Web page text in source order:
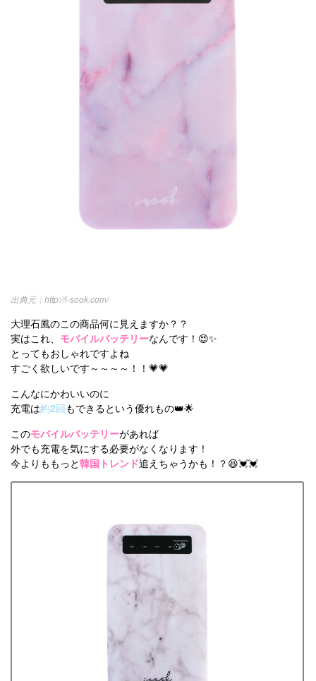
http://i-sook.com/
大理石風のこの商品何に見えますか？？
実はこれ、 モバイルバッテリーなんです！😍✨
とってもおしゃれですよね
すごく欲しいです～～～～！！💗💗
こんなにかわいいのに
充電は約2回もできるという優れもの👑🌟
このモバイルバッテリーがあれば
外でも充電を気にする必要がなくなります！
今よりももっと韓国トレンド追えちゃうかも！？😆💓💓